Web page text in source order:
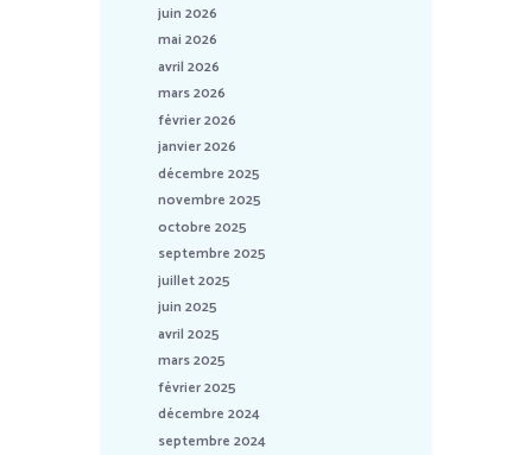
juin 2026
mai 2026
avril 2026
mars 2026
février 2026
janvier 2026
décembre 2025
novembre 2025
octobre 2025
septembre 2025
juillet 2025
juin 2025
avril 2025
mars 2025
février 2025
décembre 2024
septembre 2024